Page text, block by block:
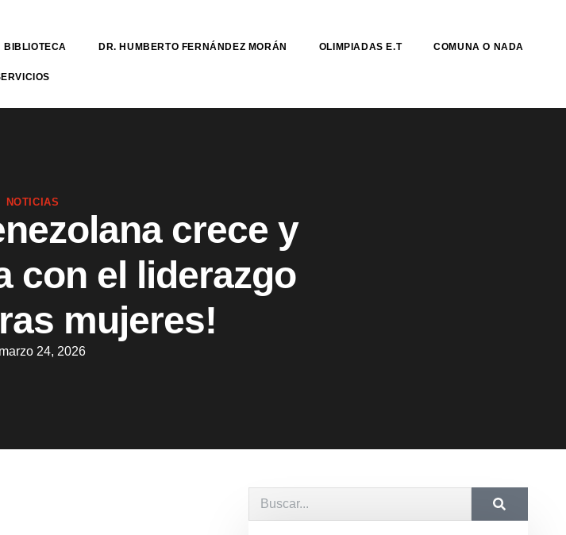
BIBLIOTECA DR. HUMBERTO FERNÁNDEZ MORÁN OLIMPIADAS E.T COMUNA O NADA
NOTICIAS
crece y
con el liderazgo
mujeres!
marzo 24, 2026